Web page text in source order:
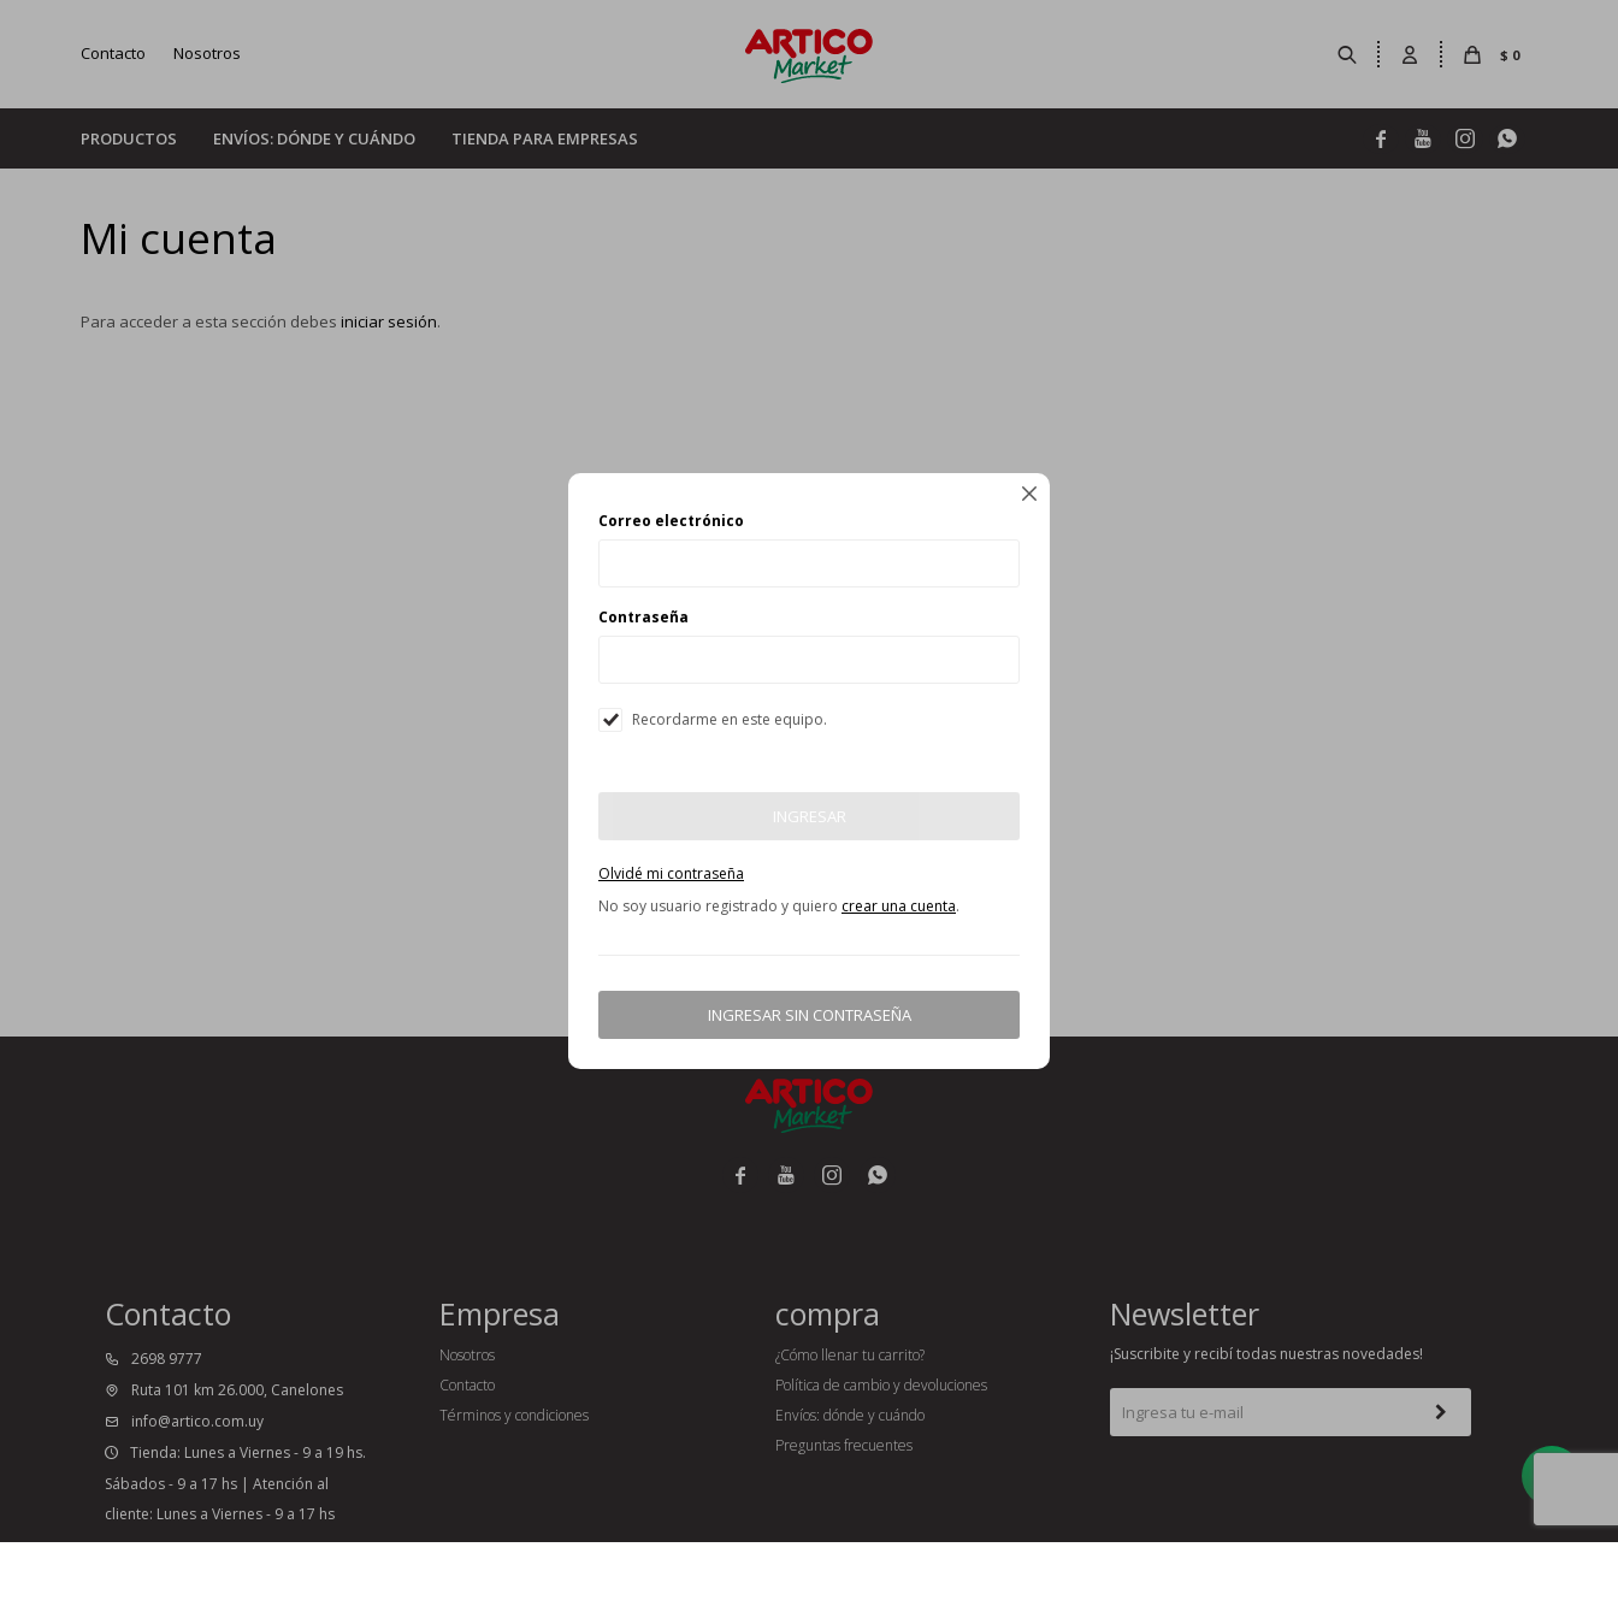

Correo electrónico
Contraseña
Recordarme en este equipo.
INGRESAR
Olvidé mi contraseña
No soy usuario registrado y quiero crear una cuenta.
INGRESAR SIN CONTRASEÑA
PRODUCTOS ENVÍOS: DÓNDE Y CUÁNDO TIENDA PARA EMPRESAS
$ 0
   
Contacto Nosotros
Mi cuenta
Para acceder a esta sección debesiniciar sesión.
   
Contacto
2698 9777
Ruta 101 km 26.000, Canelones
info@artico.com.uy
Tienda: Lunes a Viernes - 9 a 19 hs.
Sábados - 9 a 17 hs | Atención al
cliente: Lunes a Viernes - 9 a 17 hs
Empresa
Nosotros
Contacto
Términos y condiciones
compra
¿Cómo llenar tu carrito?
Política de cambio y devoluciones
Envíos: dónde y cuándo
Preguntas frecuentes
Newsletter
¡Suscribite y recibí todas nuestras novedades!